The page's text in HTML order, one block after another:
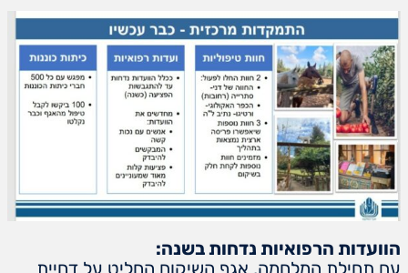
הוועדות הרפואיות נדחות בשנה:
‏עם תחילת המלחמה, אגף השיקום החליט על דחיית